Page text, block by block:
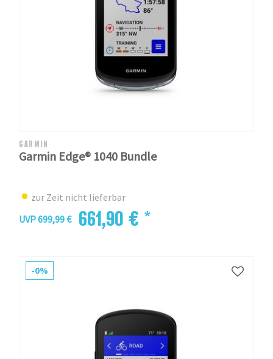
GARMIN
Garmin Edge® 1040 Bundle
zur Zeit nicht lieferbar
UVP 699,99 €
661,90 € *
-0%